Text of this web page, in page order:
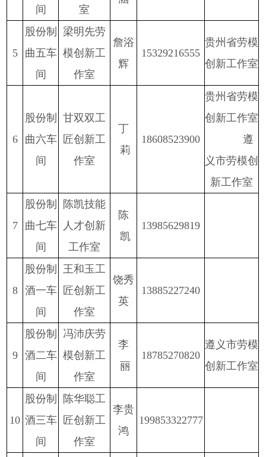
间
室
5
股份制
曲五车
间
梁明先劳
模创新工
作室
詹浴
辉
15329216555
贵州省劳模
创新工作室
6
股份制
曲六车
间
甘双双工
匠创新工
作室
丁
莉
18608523900
贵州省劳模
创新工作室
遵
义市劳模创
新工作室
7
股份制
曲七车
间
陈凯技能
人才创新
工作室
陈
凯
13985629819
8
股份制
酒一车
间
王和玉工
匠创新工
作室
饶秀
英
13885227240
9
股份制
酒二车
间
冯沛庆劳
模创新工
作室
李
丽
18785270820
遵义市劳模
创新工作室
10
股份制
酒三车
间
陈华聪工
匠创新工
作室
李贵
鸿
199853322777